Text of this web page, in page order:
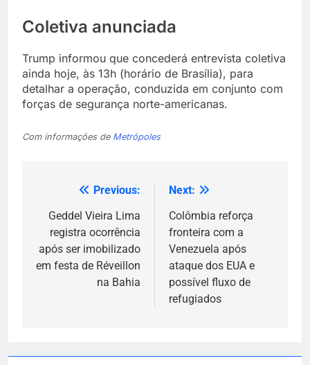
Coletiva anunciada
Trump informou que concederá entrevista coletiva
ainda hoje, às 13h (horário de Brasília), para
detalhar a operação, conduzida em conjunto com
forças de segurança norte-americanas.
Com informações de Metrópoles
Navegação
de
Post
Previous:
Geddel Vieira Lima
registra ocorrência
após ser imobilizado
em festa de Réveillon
na Bahia
Next:
Colômbia reforça
fronteira com a
Venezuela após
ataque dos EUA e
possível fluxo de
refugiados